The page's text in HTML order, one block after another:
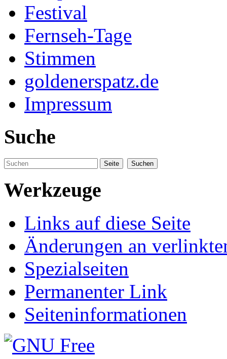
Festival
Fernseh-Tage
Stimmen
goldenerspatz.de
Impressum
Suche
Werkzeuge
Links auf diese Seite
Änderungen an
Spezialseiten
Permanenter Link
Seiten­informationen